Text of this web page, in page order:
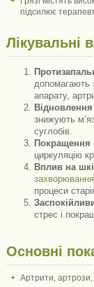
підсилює
Лікувальні
допомагають
апарату,
Відновлення
знижують
суглобів.
Покращення
циркуляцію
Вплив на
процеси
стрес і
Основні
Артрити, артрози,